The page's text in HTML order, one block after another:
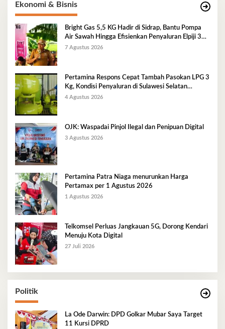
Ekonomi & Bisnis
Bright Gas 5,5 KG Hadir di Sidrap, Bantu Pompa
Air Sawah Hingga Efisienkan Penyaluran Elpiji 3
Kg
7 Agustus 2026
Pertamina Respons Cepat Tambah Pasokan LPG 3
Kg, Kondisi Penyaluran di Sulawesi Selatan
Berlangsung Kondusif
4 Agustus 2026
OJK: Waspadai Pinjol Ilegal dan Penipuan Digital
3 Agustus 2026
Pertamina Patra Niaga menurunkan Harga
Pertamax per 1 Agustus 2026
1 Agustus 2026
Telkomsel Perluas Jangkauan 5G, Dorong Kendari
Menuju Kota Digital
27 Juli 2026
Politik
La Ode Darwin: DPD Golkar Mubar Saya Target
11 Kursi DPRD